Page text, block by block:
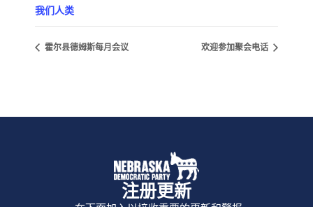
我们人类
霍尔县德姆斯每月会议 欢迎参加聚会电话
注册更新